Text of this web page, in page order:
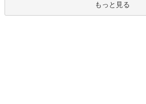
もっと見る